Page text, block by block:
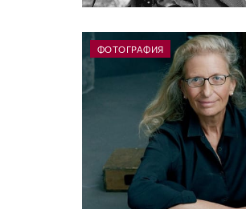
ФОТОГРАФИЯ